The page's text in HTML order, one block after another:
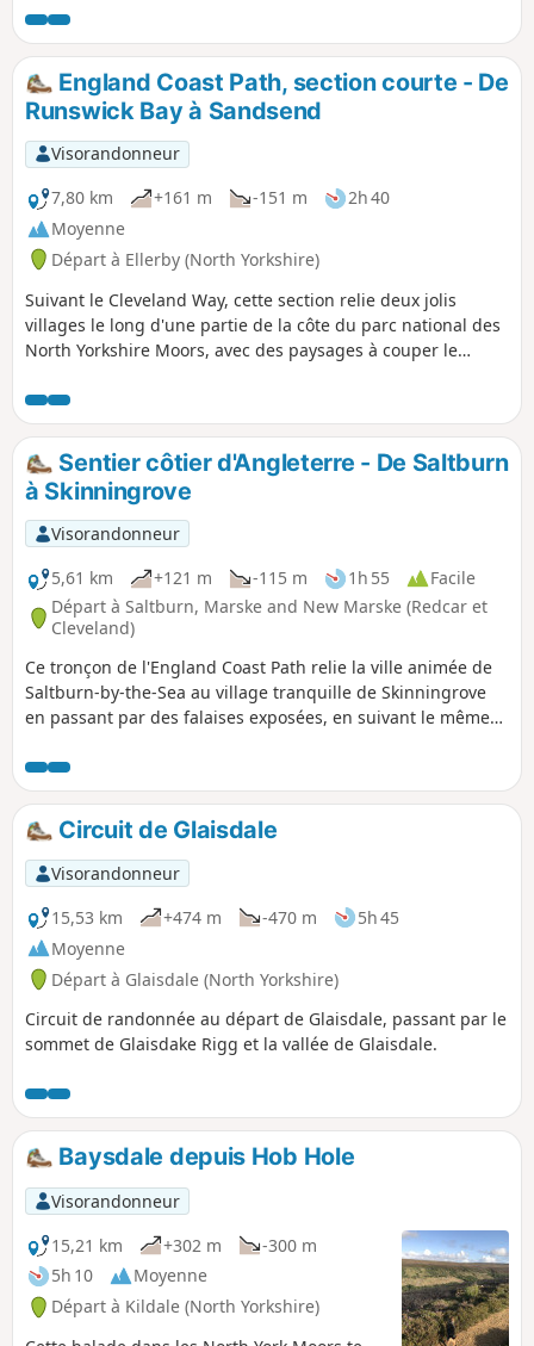
parcourue dans les deux sens, mais l'itinéraire décrit vous
offre les meilleures vues.
England Coast Path, section courte - De
Runswick Bay à Sandsend
Visorandonneur
7,80 km
+161 m -151 m
2h 40
Moyenne
Départ à Ellerby (North Yorkshire)
Suivant le Cleveland Way, cette section relie deux jolis
villages le long d'une partie de la côte du parc national des
North Yorkshire Moors, avec des paysages à couper le
puis une escalade dans un ravin avant de grimper jusqu'au
sommet des falaises.
Sentier côtier d'Angleterre - De Saltburn
à Skinningrove
Visorandonneur
5,61 km
+121 m -115 m 1h 55
Facile
Départ à Saltburn, Marske and New Marske (Redcar et
Cleveland)
Ce tronçon de l'England Coast Path relie la ville animée de
Saltburn-by-the-Sea au village tranquille de Skinningrove
en passant par des falaises exposées, en suivant le même
sculptures et poursuivez le parcours sculptural autour de
Skinningrove.
Circuit de Glaisdale
Visorandonneur
15,53 km
+474 m -470 m
5h 45
Moyenne
Départ à Glaisdale (North Yorkshire)
Circuit de randonnée au départ de Glaisdale, passant par le
sommet de Glaisdake Rigg et la vallée de Glaisdale.
Baysdale depuis Hob Hole
Visorandonneur
15,21 km
+302 m
-300 m
5h 10
Moyenne
Départ à Kildale (North Yorkshire)